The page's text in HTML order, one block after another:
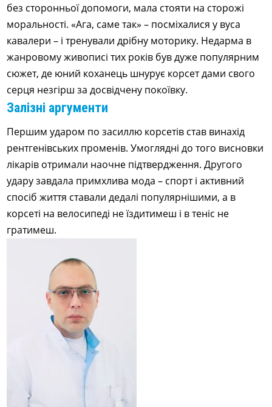
без сторонньої допомоги, мала стояти на сторожі
моральності. «Ага, саме так» – посміхалися у вуса
кавалери – і тренували дрібну моторику. Недарма в
жанровому живописі тих років був дуже популярним
сюжет, де юний коханець шнурує корсет дами свого
серця незгірш за досвідчену покоївку.
Залізні аргументи
Першим ударом по засиллю корсетів став винахід
рентгенівських променів. Умоглядні до того висновки
лікарів отримали наочне підтвердження. Другого
удару завдала примхлива мода – спорт і активний
спосіб життя ставали дедалі популярнішими, а в
корсеті на велосипеді не їздитимеш і в теніс не
гратимеш.